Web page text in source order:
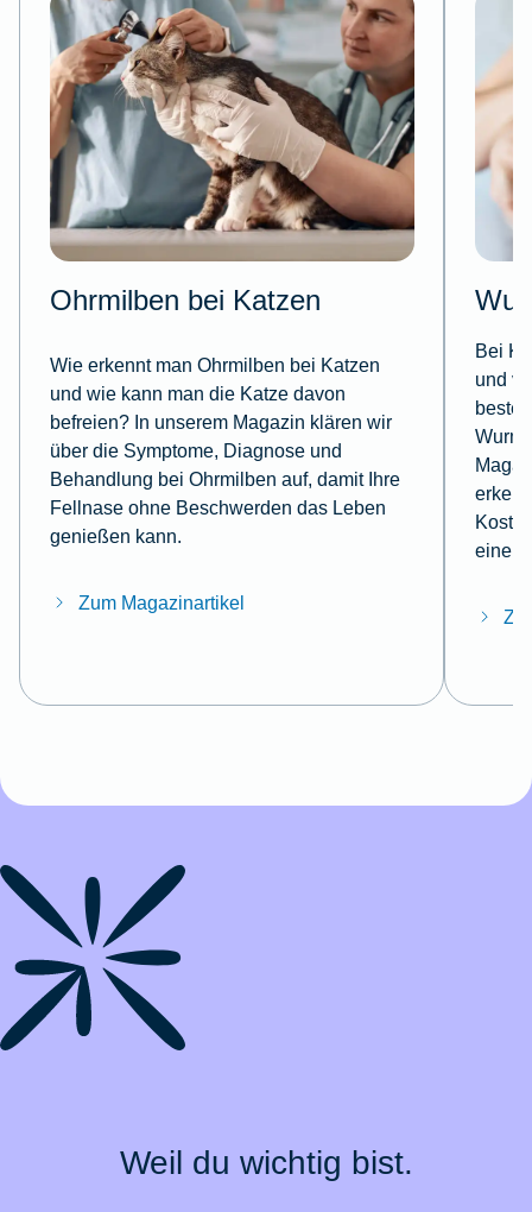
Ohrmilben bei Katzen
Wie erkennt man Ohrmilben bei Katzen
und wie kann man die Katze davon
befreien? In unserem Magazin klären wir
über die Symptome, Diagnose und
Behandlung bei Ohrmilben auf, damit Ihre
Fellnase ohne Beschwerden das Leben
genießen kann.
Zum Magazinartikel
Bei
und
eine
Weil du wichtig bist.